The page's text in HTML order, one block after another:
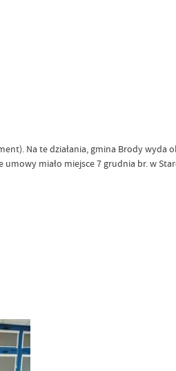
Na te działania, gmina Brody wyda
miało miejsce 7 grudnia br. w